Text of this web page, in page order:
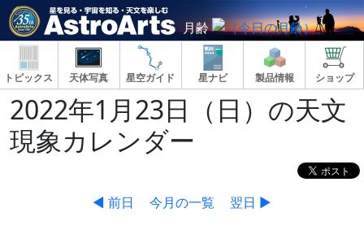
月齢
トピックス 天体写真 星空ガイド 星ナビ 製品情報 ショップ
2022年1月23日（日）の天文
現象カレンダー
◀ 前日 今月の一覧 翌日 ▶